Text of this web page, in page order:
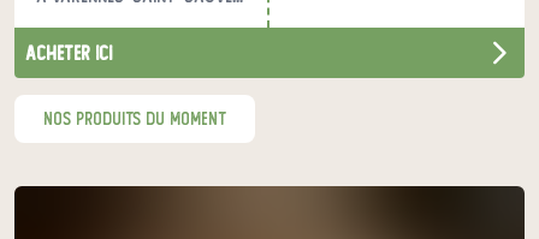
acheter ici
notre maison en bois, située au milieu des prés et des
bois.
nos produits du moment